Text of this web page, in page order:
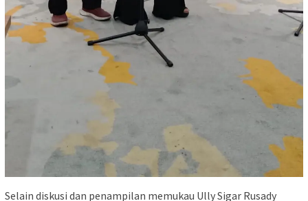
Selain diskusi dan penampilan memukau Ully Sigar Rusady